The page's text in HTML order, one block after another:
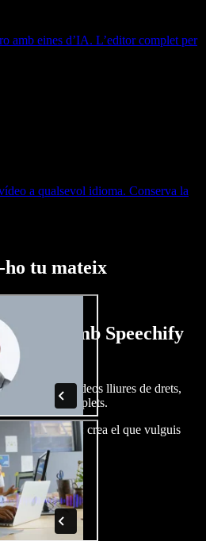
amb eines d’IA. L’editor complet per
a qualsevol idioma. Conserva la
ho tu mateix
fer amb Speechify
àudio, vídeos lliures de drets,
complets.
tot al navegador: crea el que vulguis